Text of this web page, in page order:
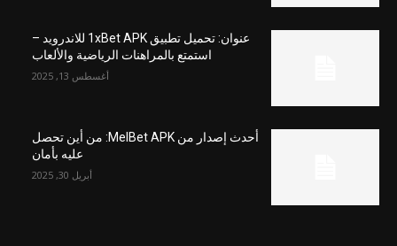
عنوان: تحميل تطبيق 1xBet APK للاندرويد –
استمتع بالمراهنات الرياضية والألعاب
أغسطس 13, 2025
أحدث إصدار من MelBet APK: من أين تحصل
عليه بأمان
أبريل 30, 2025